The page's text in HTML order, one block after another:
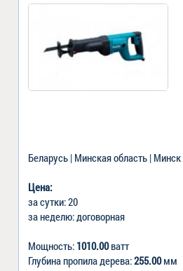
Беларусь | Минская область | Минск
Цена:
за сутки: 20
за неделю: договорная
Мощность: 1010.00ватт
Глубина пропила дерева:255.00мм